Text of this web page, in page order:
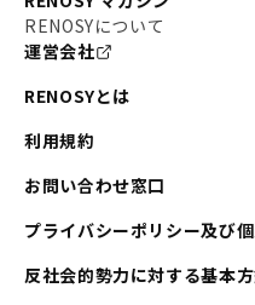
RENOSYについて
運営会社
RENOSYとは
利用規約
お問い合わせ窓口
プライバシーポリシー及び
反社会的勢力に対する基本